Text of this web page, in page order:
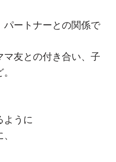
パートナーとの関係で
友との付き合い、子
ように